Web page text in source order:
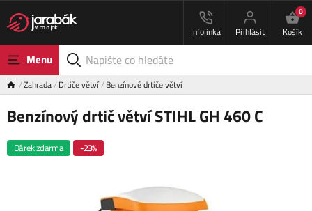
Infolinka Přihlásit
0
Košík
Menu
Zahrada Drtiče větví Benzínové drtiče větví
Benzínový drtič větví STIHL GH 460 C
Dárek zdarma -23%